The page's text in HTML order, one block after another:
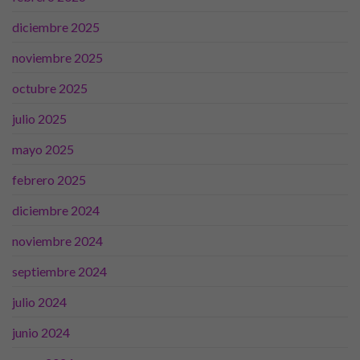
diciembre 2025
noviembre 2025
octubre 2025
julio 2025
mayo 2025
febrero 2025
diciembre 2024
noviembre 2024
septiembre 2024
julio 2024
junio 2024